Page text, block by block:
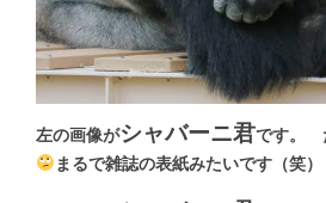
左の画像がシャバーニ君です。
まるで雑誌の表紙みたいです（笑）